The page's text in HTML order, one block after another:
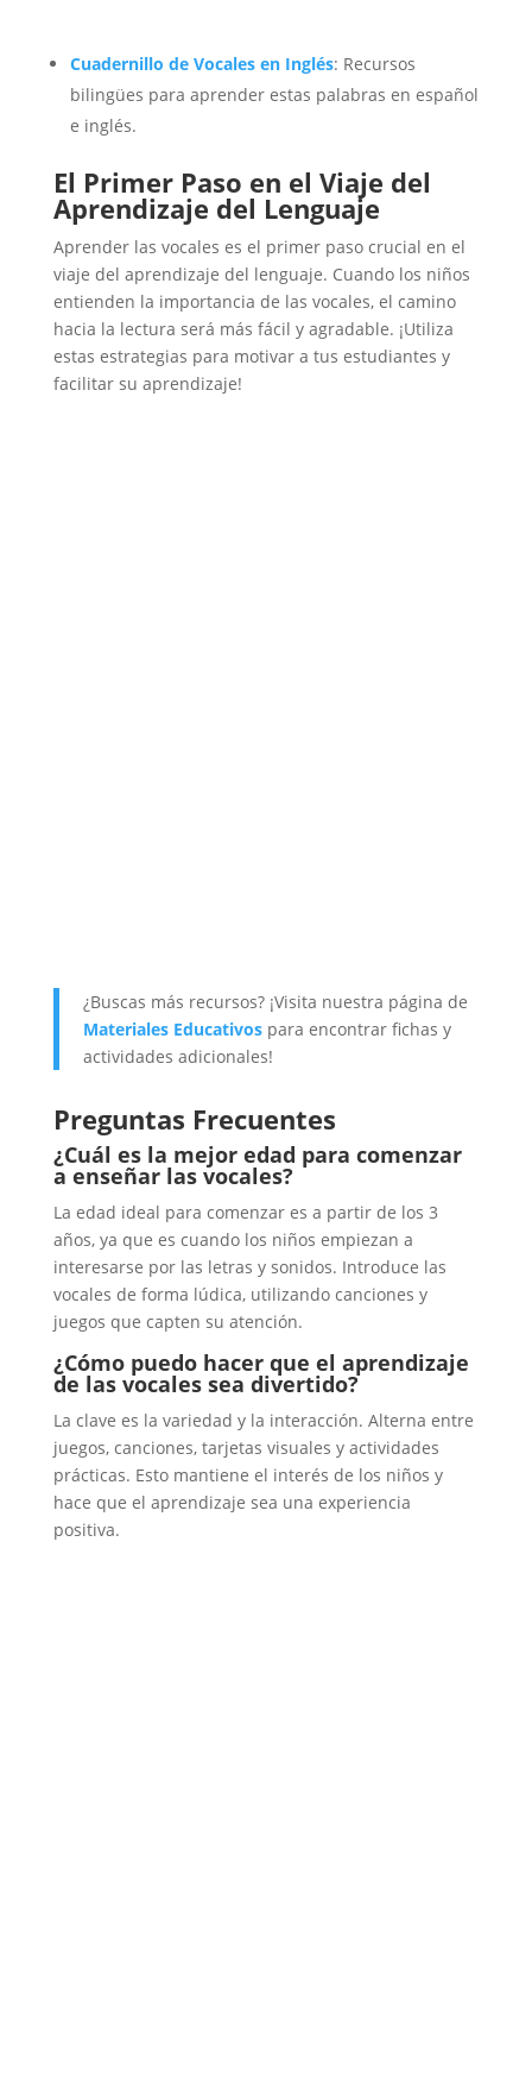
Cuadernillo de Vocales en Inglés: Recursos
bilingües para aprender estas palabras en español
e inglés.
El Primer Paso en el Viaje del
Aprendizaje del Lenguaje
Aprender las vocales es el primer paso crucial en el
viaje del aprendizaje del lenguaje. Cuando los niños
entienden la importancia de las vocales, el camino
hacia la lectura será más fácil y agradable. ¡Utiliza
estas estrategias para motivar a tus estudiantes y
facilitar su aprendizaje!
¿Buscas más recursos? ¡Visita nuestra página de
Materiales Educativospara encontrar fichas y
actividades adicionales!
Preguntas Frecuentes
¿Cuál es la mejor edad para comenzar
a enseñar las vocales?
La edad ideal para comenzar es a partir de los 3
años, ya que es cuando los niños empiezan a
interesarse por las letras y sonidos. Introduce las
vocales de forma lúdica, utilizando canciones y
juegos que capten su atención.
¿Cómo puedo hacer que el aprendizaje
de las vocales sea divertido?
La clave es la variedad y la interacción. Alterna entre
juegos, canciones, tarjetas visuales y actividades
prácticas. Esto mantiene el interés de los niños y
hace que el aprendizaje sea una experiencia
positiva.